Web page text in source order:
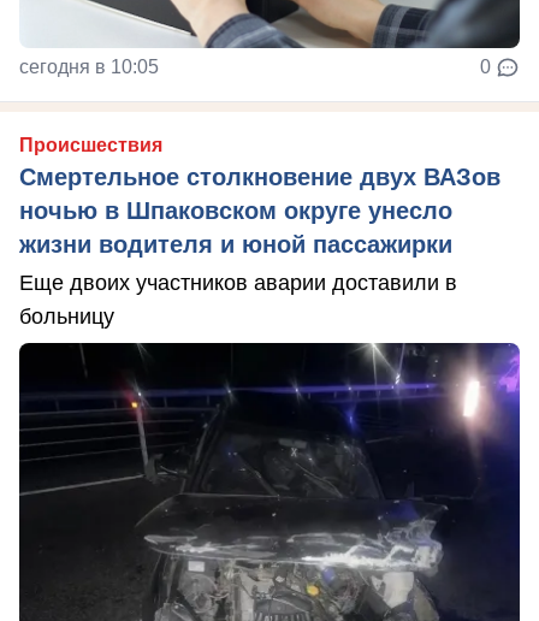
сегодня в 10:05 0
Происшествия
Смертельное столкновение двух ВАЗов
ночью в Шпаковском округе унесло
жизни водителя и юной пассажирки
Еще двоих участников аварии доставили в
больницу